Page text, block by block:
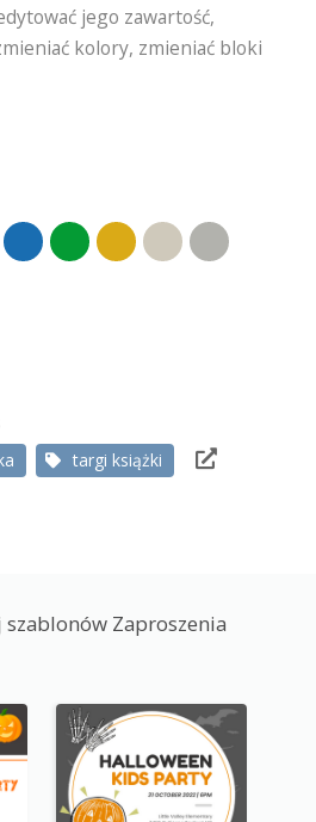
jego zawartość,
kolory, zmieniać bloki
targi książki
szablonów Zaproszenia